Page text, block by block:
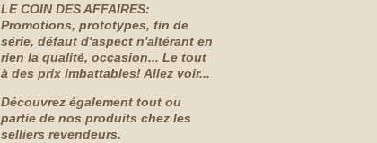
LE COIN DES AFFAIRES:
Promotions, prototypes, fin de
série, défaut d'aspect n'altérant en
rien la qualité, occasion... Le tout
à des prix imbattables! Allez voir...
Découvrez également tout ou
partie de nos produits chez les
selliers revendeurs.